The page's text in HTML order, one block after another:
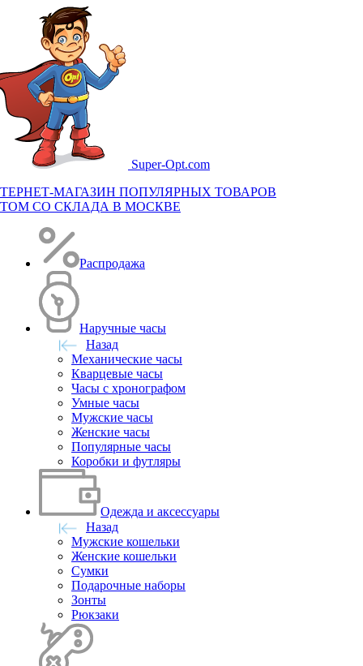
Super-Opt.com
МАГАЗИН ПОПУЛЯРНЫХ ТОВАРОВ
СО СКЛАДА В МОСКВЕ
Распродажа
Наручные часы
Назад
Механические часы
Кварцевые часы
Часы с хронографом
Умные часы
Мужские часы
Женские часы
Популярные часы
Коробки и футляры
Одежда и аксессуары
Назад
Мужские кошельки
Женские кошельки
Сумки
Подарочные наборы
Зонты
Рюкзаки